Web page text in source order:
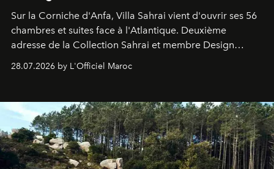
Sur la Corniche d'Anfa, Villa Sahrai vient d'ouvrir ses 56
chambres et suites face à l'Atlantique. Deuxième
adresse de la Collection Sahrai et membre Design
Hotels, ce boutique-hôtel cinq étoiles signé Christophe
Pillet promet un lieu de vie complet. On y a déjeuné…
28.07.2026 by L'Officiel Maroc